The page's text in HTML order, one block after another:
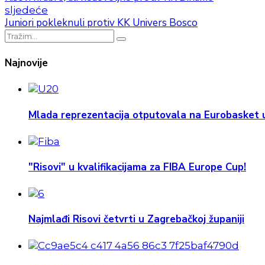
sljedeće
Juniori pokleknuli protiv KK Univers Bosco
Najnovije
Mlada reprezentacija otputovala na Eurobasket
"Risovi" u kvalifikacijama za FIBA Europe Cup!
Najmlađi Risovi četvrti u Zagrebačkoj županiji